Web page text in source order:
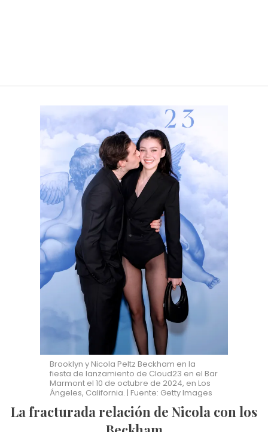
Brooklyn y Nicola Peltz Beckham en la
fiesta de lanzamiento de Cloud23 en el Bar
Marmont el 10 de octubre de 2024, en Los
Ángeles, California. | Fuente: Getty Images
La fracturada relación de Nicola con los